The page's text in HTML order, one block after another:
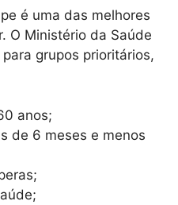
é uma das melhores
O Ministério da Saúde
grupos prioritários,
anos;
de 6 meses e menos